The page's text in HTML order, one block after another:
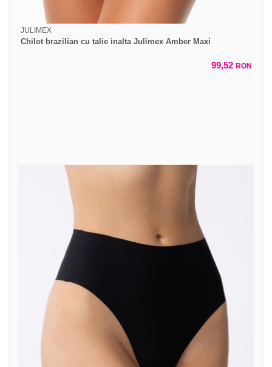
JULIMEX
Chilot brazilian cu talie inalta Julimex Amber Maxi
99,52 RON